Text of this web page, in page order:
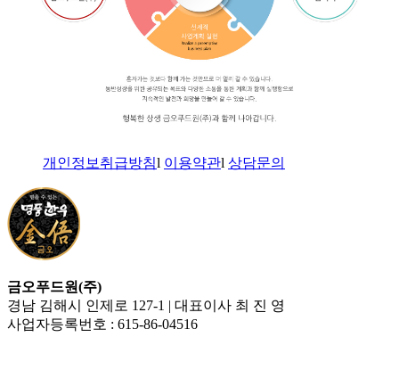
개인정보취급방침l 이용약관l 상담문의
금오푸드원(주)
경남 김해시 인제로 127-1 | 대표이사 최 진 영
사업자등록번호 : 615-86-04516